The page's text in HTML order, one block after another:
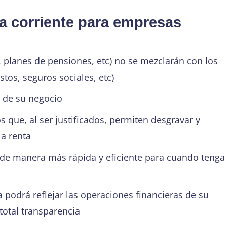
corriente para empresas
de pensiones, etc) no se mezclarán con los
seguros sociales, etc)
su negocio
que, al ser justificados, permiten desgravar y
renta
manera más rápida y eficiente para cuando tenga
reflejar las operaciones financieras de su
transparencia